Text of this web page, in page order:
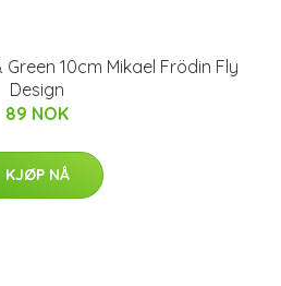
Green 10cm Mikael Frödin Fly
Design
89 NOK
KJØP NÅ